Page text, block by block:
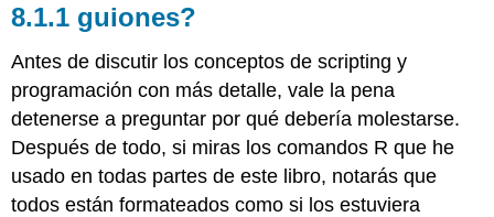
guiones?
Antes de discutir los conceptos de scripting y
programación con más detalle, vale la pena
detenerse a preguntar por qué debería molestarse.
Después de todo, si miras los comandos R que he
usado en todas partes de este libro, notarás que
todos están formateados como si los estuviera